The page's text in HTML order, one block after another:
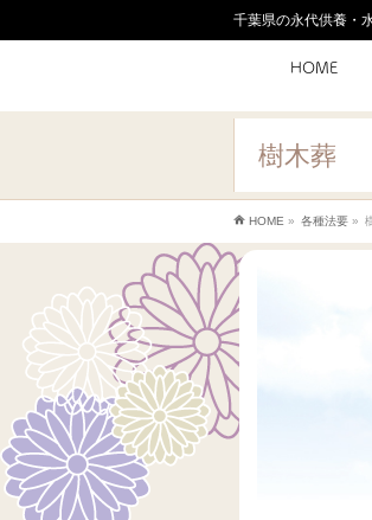
千葉県の永代供養・
HOME
樹木葬
HOME » 各種法要 »